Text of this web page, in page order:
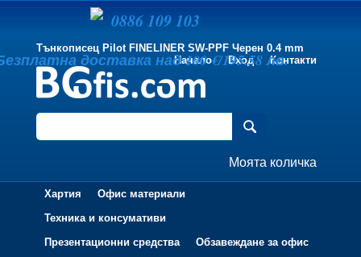
Тънкописец Pilot FINELINER SW-PPF Черен 0.4 mm
Начало
Вход Контакти
Моята количка
Хартия
Офис материали
Техника и консумативи
Презентационни средства
Обзавеждане за офис
0886 109 103
доставка над 100 €/195.58 лв.